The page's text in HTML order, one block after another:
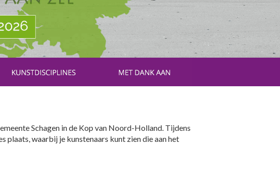
Schagen in de Kop van Noord-Holland. Tijdens
plaats, waarbij je kunstenaars kunt zien die aan het